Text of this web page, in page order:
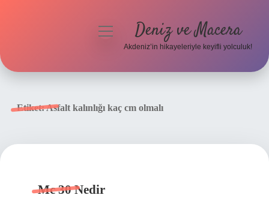
menüyü Deniz ve Macera
Akdeniz’in hikayeleriyle keyifli yolculuk!
Etiket:Asfalt kalınlığı kaç cm olmalı
Mc 30 Nedir